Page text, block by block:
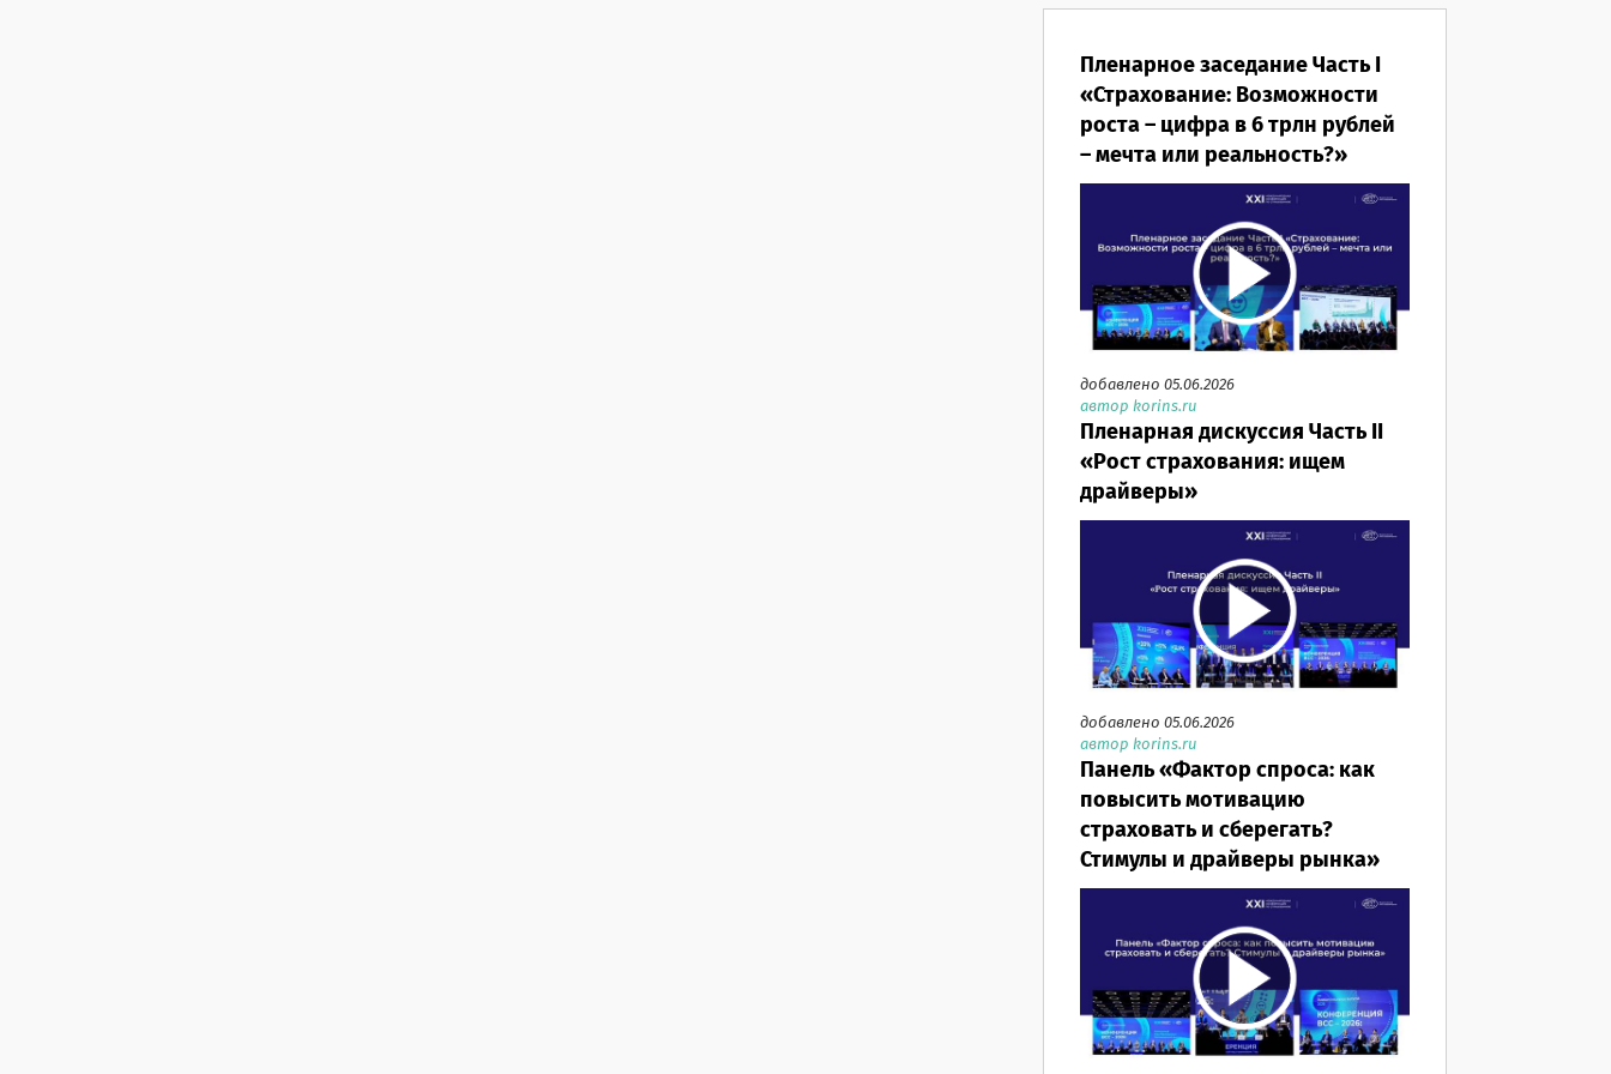
Пленарное заседание Часть I
«Страхование: Возможности
роста – цифра в 6 трлн рублей
– мечта или реальность?»
добавлено 05.06.2026
автор korins.ru
Пленарная дискуссия Часть II
«Рост страхования: ищем
драйверы»
добавлено 05.06.2026
автор korins.ru
Панель «Фактор спроса: как
повысить мотивацию
страховать и сберегать?
Стимулы и драйверы рынка»